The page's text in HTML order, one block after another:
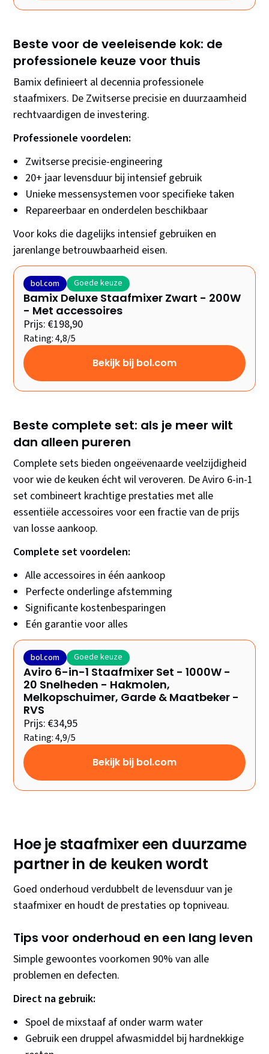
Beste voor de veeleisende kok: de
professionele keuze voor thuis
Bamix definieert al decennia professionele
staafmixers. De Zwitserse precisie en duurzaamheid
rechtvaardigen de investering.
Professionele voordelen:
Zwitserse precisie-engineering
20+ jaar levensduur bij intensief gebruik
Unieke messensystemen voor specifieke taken
Repareerbaar en onderdelen beschikbaar
Voor koks die dagelijks intensief gebruiken en
jarenlange betrouwbaarheid eisen.
bol.com Goede keuze
Bamix Deluxe Staafmixer Zwart - 200W
- Met accessoires
Prijs: €198,90
Rating: 4,8/5
Bekijk bij bol.com
Beste complete set: als je meer wilt
dan alleen pureren
Complete sets bieden ongeëvenaarde veelzijdigheid
voor wie de keuken écht wil veroveren. De Aviro 6-in-1
set combineert krachtige prestaties met alle
essentiële accessoires voor een fractie van de prijs
van losse aankoop.
Complete set voordelen:
Alle accessoires in één aankoop
Perfecte onderlinge afstemming
Significante kostenbesparingen
Eén garantie voor alles
bol.com Goede keuze
Aviro 6-in-1 Staafmixer Set - 1000W -
20 Snelheden - Hakmolen,
Melkopschuimer, Garde & Maatbeker -
RVS
Prijs: €34,95
Rating: 4,9/5
Bekijk bij bol.com
Hoe je staafmixer een duurzame
partner in de keuken wordt
Goed onderhoud verdubbelt de levensduur van je
staafmixer en houdt de prestaties op topniveau.
Tips voor onderhoud en een lang leven
Simple gewoontes voorkomen 90% van alle
problemen en defecten.
Direct na gebruik:
Spoel de mixstaaf af onder warm water
Gebruik een druppel afwasmiddel bij hardnekkige